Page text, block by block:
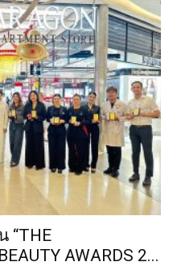
“THE
AWARDS 2...